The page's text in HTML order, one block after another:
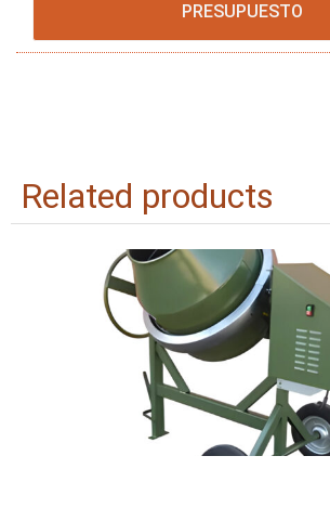
PRESUPUESTO
Related products